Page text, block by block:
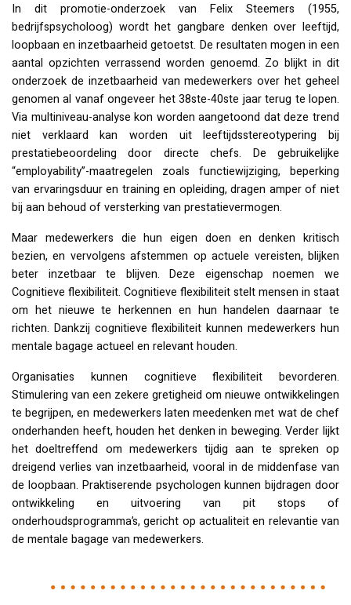
In dit promotie-onderzoek van Felix Steemers (1955,
bedrijfspsycholoog) wordt het gangbare denken over leeftijd,
loopbaan en inzetbaarheid getoetst. De resultaten mogen in een
aantal opzichten verrassend worden genoemd. Zo blijkt in dit
onderzoek de inzetbaarheid van medewerkers over het geheel
genomen al vanaf ongeveer het 38ste-40ste jaar terug te lopen.
Via multiniveau-analyse kon worden aangetoond dat deze trend
niet verklaard kan worden uit leeftijdsstereotypering bij
prestatiebeoordeling door directe chefs. De gebruikelijke
“employability”-maatregelen zoals functiewijziging, beperking
van ervaringsduur en training en opleiding, dragen amper of niet
bij aan behoud of versterking van prestatievermogen.
Maar medewerkers die hun eigen doen en denken kritisch
bezien, en vervolgens afstemmen op actuele vereisten, blijken
beter inzetbaar te blijven. Deze eigenschap noemen we
Cognitieve flexibiliteit. Cognitieve flexibiliteit stelt mensen in staat
om het nieuwe te herkennen en hun handelen daarnaar te
richten. Dankzij cognitieve flexibiliteit kunnen medewerkers hun
mentale bagage actueel en relevant houden.
Organisaties kunnen cognitieve flexibiliteit bevorderen.
Stimulering van een zekere gretigheid om nieuwe ontwikkelingen
te begrijpen, en medewerkers laten meedenken met wat de chef
onderhanden heeft, houden het denken in beweging. Verder lijkt
het doeltreffend om medewerkers tijdig aan te spreken op
dreigend verlies van inzetbaarheid, vooral in de middenfase van
de loopbaan. Praktiserende psychologen kunnen bijdragen door
ontwikkeling en uitvoering van pit stops of
onderhoudsprogramma’s, gericht op actualiteit en relevantie van
de mentale bagage van medewerkers.